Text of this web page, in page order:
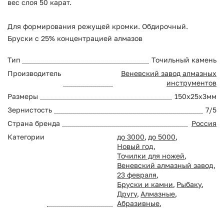
вес слоя 50 карат.
Для формирования режущей кромки. Обдирочный.
Бруски с 25% концентрацией алмазов
Тип
Точильный камень
Производитель
Веневский завод алмазных
инструментов
Размеры
150х25х3мм
Зернистость
7/5
Страна бренда
Россия
Категории
до 3000, до 5000,
Новый год,
Точилки для ножей,
Веневский алмазный завод,
23 февраля,
Бруски и камни, Рыбаку,
Другу, Алмазные,
Абразивные,